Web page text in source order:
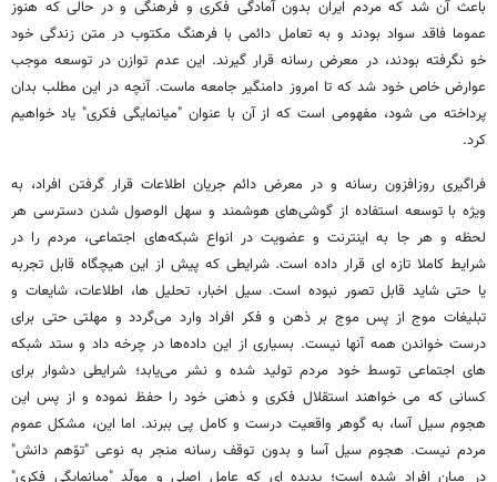
باعث آن شد که مردم ایران بدون آمادگی فکری و فرهنگی و در حالی که هنوز
عموما فاقد سواد بودند و به تعامل دائمی با فرهنگ مکتوب در متن زندگی خود
خو نگرفته بودند، در معرض رسانه قرار گیرند. این عدم توازن در توسعه موجب
عوارض خاص خود شد که تا امروز دامنگیر جامعه ماست. آنچه در این مطلب بدان
پرداخته می شود، مفهومی است که از آن با عنوان "میانمایگی فکری" یاد خواهیم
کرد.
فراگیری روزافزون رسانه و در معرض دائم جریان اطلاعات قرار گرفتن افراد، به
ویژه با توسعه استفاده از گوشی‌های هوشمند و سهل الوصول شدن دسترسی هر
لحظه و هر جا به اینترنت و عضویت در انواع شبکه‌های اجتماعی، مردم را در
شرایط کاملا تازه ای قرار داده است. شرایطی که پیش از این هیچگاه قابل تجربه
یا حتی شاید قابل تصور نبوده است. سیل اخبار، تحلیل ها، اطلاعات، شایعات و
تبلیغات موج از پس موج بر ذهن و فکر افراد وارد می‌گردد و مهلتی حتی برای
درست خواندن همه آنها نیست. بسیاری از این داده‌ها در چرخه داد و ستد شبکه
های اجتماعی توسط خود مردم تولید شده و نشر می‌یابد؛ شرایطی دشوار برای
کسانی که می خواهند استقلال فکری و ذهنی خود را حفظ نموده و از پس این
هجوم سیل آسا، به گوهر واقعیت درست و کامل پی ببرند. اما این، مشکل عموم
مردم نیست. هجوم سیل آسا و بدون توقف رسانه منجر به نوعی "توّهم دانش"
در میان افراد شده است؛ پدیده ای که عامل اصلی و مولّد "میانمایگی فکری"